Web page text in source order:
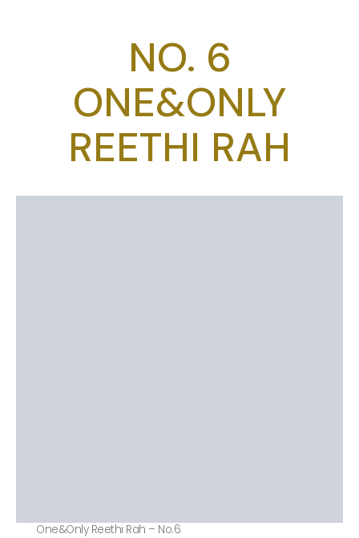
NO. 6
ONE&ONLY
REETHI RAH
One&Only Reethi Rah – No.6